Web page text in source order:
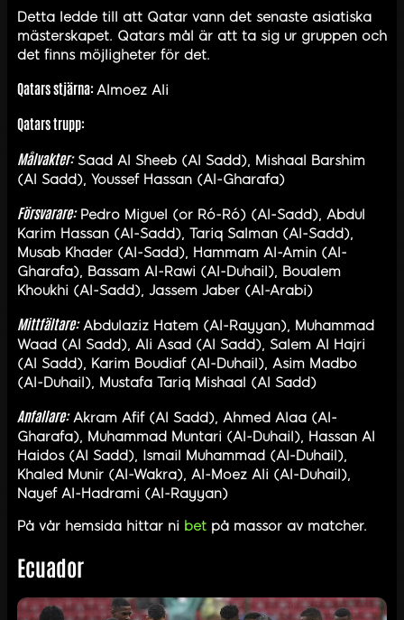
Detta ledde till att Qatar vann det senaste asiatiska
mästerskapet. Qatars mål är att ta sig ur gruppen och
det finns möjligheter för det.
Qatars stjärna: Almoez Ali
Qatars trupp:
Målvakter:Saad Al Sheeb (Al Sadd), Mishaal Barshim
(Al Sadd), Youssef Hassan (Al-Gharafa)
Försvarare:Pedro Miguel (or Ró-Ró) (Al-Sadd), Abdul
Karim Hassan (Al-Sadd), Tariq Salman (Al-Sadd),
Musab Khader (Al-Sadd), Hammam Al-Amin (Al-
Gharafa), Bassam Al-Rawi (Al-Duhail), Boualem
Khoukhi (Al-Sadd), Jassem Jaber (Al-Arabi)
Mittfältare:Abdulaziz Hatem (Al-Rayyan), Muhammad
Waad (Al Sadd), Ali Asad (Al Sadd), Salem Al Hajri
(Al Sadd), Karim Boudiaf (Al-Duhail), Asim Madbo
(Al-Duhail), Mustafa Tariq Mishaal (Al Sadd)
Anfallare:Akram Afif (Al Sadd), Ahmed Alaa (Al-
Gharafa), Muhammad Muntari (Al-Duhail), Hassan Al
Haidos (Al Sadd), Ismail Muhammad (Al-Duhail),
Khaled Munir (Al-Wakra), Al-Moez Ali (Al-Duhail),
Nayef Al-Hadrami (Al-Rayyan)
På vår hemsida hittar ni bet på massor av matcher.
Ecuador